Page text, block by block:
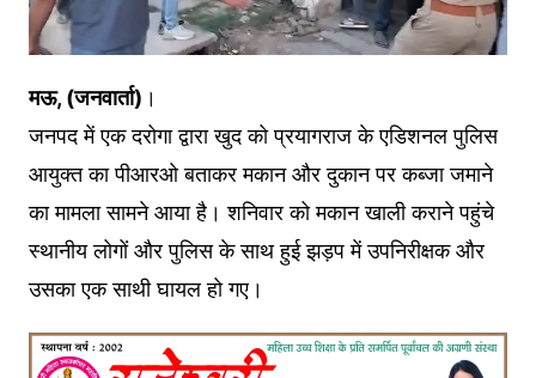
मऊ, (जनवार्ता) ।
जनपद में एक दरोगा द्वारा खुद को प्रयागराज के एडिशनल पुलिस
आयुक्त का पीआरओ बताकर मकान और दुकान पर कब्जा जमाने
का मामला सामने आया है। शनिवार को मकान खाली कराने पहुंचे
स्थानीय लोगों और पुलिस के साथ हुई झड़प में उपनिरीक्षक और
उसका एक साथी घायल हो गए।